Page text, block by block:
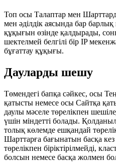
Топ осы Талаптар мен
мен әділдік аясында бар
құқығын өзінде қалдырады,
шектелмей белгілі бір IP
бұғаттау құқығы.
Дауларды шешу
Төмендегі бапқа сәйкес, осы
қатысты немесе осы Сайтқа
даулы мәселе төрелікпен
үшін міндетті болады.
толық көлемде ешқандай
Шарттарға бағынатын басқа
төрелікпен біріктірілмейді,
болсын немесе басқа жолмен